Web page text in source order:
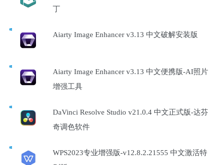
丁
Aiarty Image Enhancer v3.13 中文破解安装版
Aiarty Image Enhancer v3.13 中文便携版-AI照片
增强工具
DaVinci Resolve Studio v21.0.4 中文正式版-达芬
奇调色软件
WPS2023专业增强版-v12.8.2.21555 中文激活特